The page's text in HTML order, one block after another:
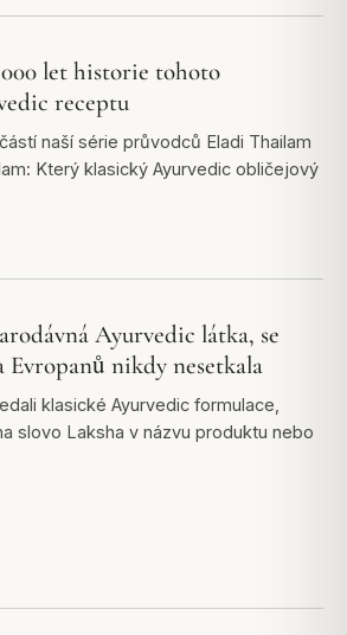
let historie tohoto
receptu
naší série průvodců Eladi Thailam
Který klasický Ayurvedic obličejový
Ayurvedic látka, se
Evropanů nikdy nesetkala
klasické Ayurvedic formulace,
slovo Laksha v názvu produktu nebo